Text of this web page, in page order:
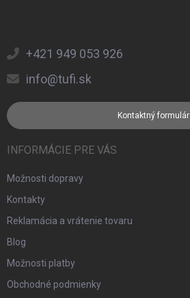
+421 949 053 926
info@tufi.sk
Kontaktný formulár
INFORMÁCIE PRE VÁS
Možnosti dopravy
Kontakty
Reklamácia a vrátenie tovaru
Blog
Možnosti platby
Obchodné podmienky